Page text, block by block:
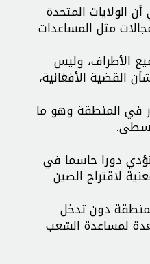
الولايات المتحدة
مثل المساعدات
الأطراف، وليس
القضية الأفغانية،
في المنطقة وهو ما
دورا حاسما في
لاقتراح الصين
دون تدخل
لمساعدة الشعب